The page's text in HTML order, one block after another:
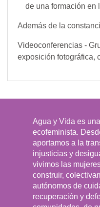
de una formación en
Además de la
Videoconferencias -
exposición fotográfica,
Agua y Vida es
ecofeminista.
aportamos a la
injusticias y
vivimos las
construir,
autónomos de
recuperación y